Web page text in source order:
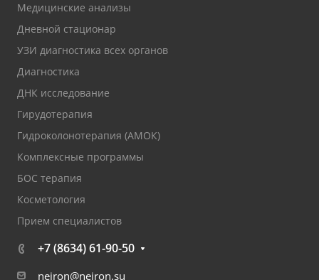
Медицинские анализы
Дневной стационар
УЗИ диагностика всех органов
Диагностика
ДНК исследование
Гирудотерапия
Гидроколонотерапия (АМОК)
Комплексные программы
БОС терапия
Косметология
Прием специалистов
+7 (8634) 61-90-50
neiron@neiron.su